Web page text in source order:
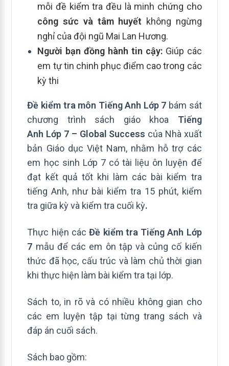
mỗi đề kiểm tra đều là minh chứng cho
công sức và tâm huyết không ngừng
nghỉ của đội ngũ Mai Lan Hương.
Người bạn đồng hành tin cậy:Giúp các
em tự tin chinh phục điểm cao trong các
kỳ thi
Đề kiểm tra môn Tiếng Anh Lớp 7 bám sát
chương trình sách giáo khoa Tiếng
Anh Lớp 7 – Global Success của Nhà xuất
bản Giáo dục Việt Nam, nhằm hỗ trợ các
em học sinh Lớp 7 có tài liệu ôn luyện để
đạt kết quả tốt khi làm các bài kiểm tra
tiếng Anh, như bài kiểm tra 15 phút, kiểm
tra giữa kỳ và kiểm tra cuối kỳ.
Thực hiện cácĐề kiểm tra Tiếng Anh Lớp
7 mẫu để các em ôn tập và củng cố kiến
thức đã học, cấu trúc và làm chủ thời gian
khi thực hiện làm bài kiểm tra tại lớp.
Sách to, in rõ và có nhiều không gian cho
các em luyện tập tại từng trang sách và
đáp án cuối sách.
Sách bao gồm: